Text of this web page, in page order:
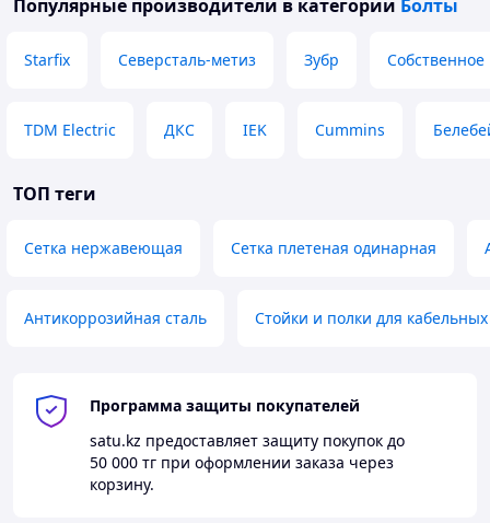
требующих надежного крепежа.
производстве и сборке машин и механизмов, где
Автомобилестроение.Используются в
различных частях автомобилей, включая
Морская промышленность.
идеально подходят для использования в
судостроении и морских конструкциях.
конструкциях, связанных с производством и
Популярные производители в категории Болты
Starfix Северсталь-метиз Зубр Собственное
TDM Electric ДКС IEK Cummins
ТОП теги
Сетка нержавеющая Сетка плетеная одинарная
Антикоррозийная сталь Стойки и полки для кабельных
Программа защиты покупателей
satu.kz предоставляет защиту покупок до
50 000 тг при оформлении заказа через
корзину.